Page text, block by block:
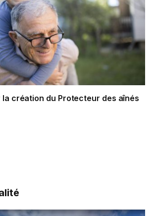
la création du Protecteur des aînés